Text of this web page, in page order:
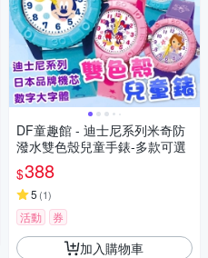
DF童趣館 - 迪士尼系列米奇防
潑水雙色殼兒童手錶-多款可選
$388
5 (1)
活動 券
加入購物車